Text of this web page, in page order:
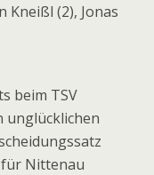
(2), Jonas
beim TSV
unglücklichen
Nittenau